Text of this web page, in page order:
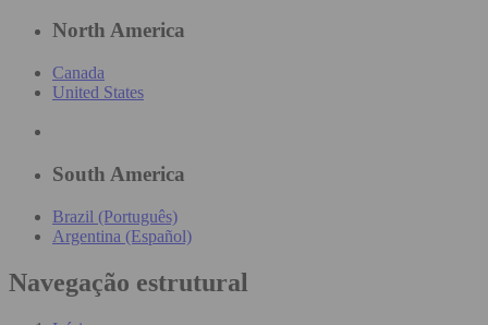
North America
Canada
United States
South America
Brazil (Português)
Argentina (Español)
Navegação estrutural